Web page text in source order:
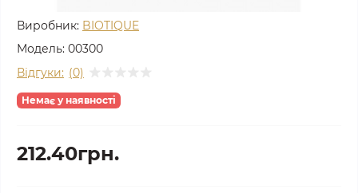
Виробник: BIOTIQUE
Модель: 00300
Відгуки: (0)
Немає у наявності
212.40грн.